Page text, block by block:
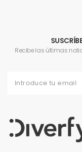
Recibe las últimas